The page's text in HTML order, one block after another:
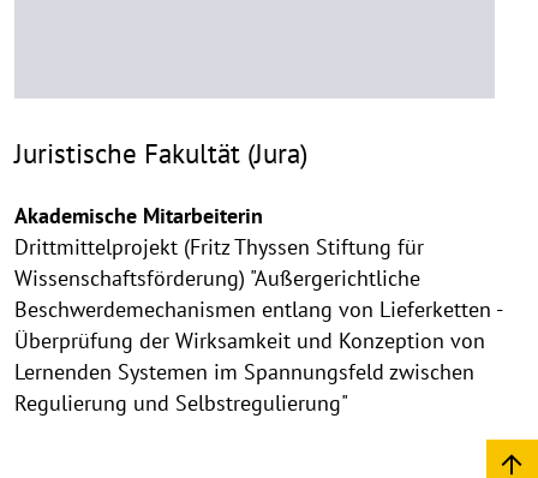
Juristische Fakultät (Jura)
Akademische Mitarbeiterin
Drittmittelprojekt (Fritz Thyssen Stiftung für
Wissenschaftsförderung) "Außergerichtliche
Beschwerdemechanismen entlang von Lieferketten -
Überprüfung der Wirksamkeit und Konzeption von
Lernenden Systemen im Spannungsfeld zwischen
Regulierung und Selbstregulierung"